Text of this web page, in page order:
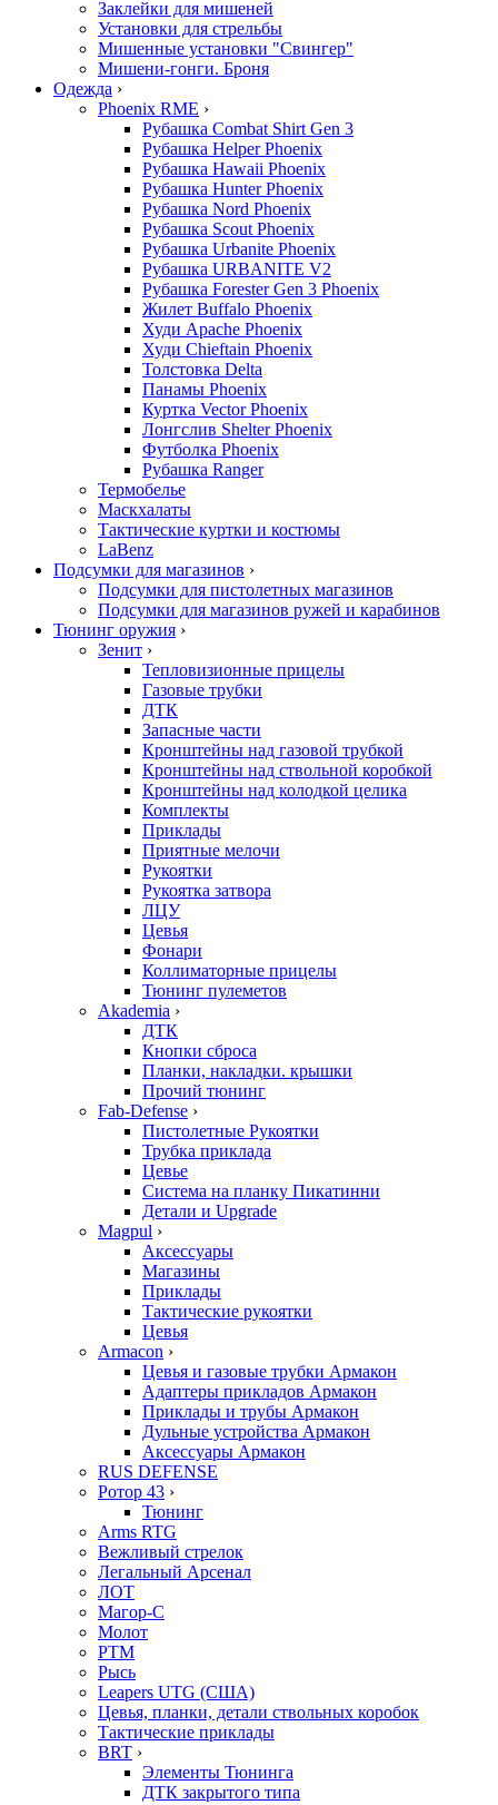
Заклейки для мишеней
Установки для стрельбы
Мишенные установки "Свингер"
Мишени-гонги. Броня
Одежда ›
Phoenix RME ›
Рубашка Combat Shirt Gen 3
Рубашка Helper Phoenix
Рубашка Hawaii Phoenix
Рубашка Hunter Phoenix
Рубашка Nord Phoenix
Рубашка Scout Phoenix
Рубашка Urbanite Phoenix
Рубашка URBANITE V2
Рубашка Forester Gen 3 Phoenix
Жилет Buffalo Phoenix
Худи Apache Phoenix
Худи Chieftain Phoenix
Толстовка Delta
Панамы Phoenix
Куртка Vector Phoenix
Лонгслив Shelter Phoenix
Футболка Phoenix
Рубашка Ranger
Термобелье
Маскхалаты
Тактические куртки и костюмы
LaBenz
Подсумки для магазинов ›
Подсумки для пистолетных магазинов
Подсумки для магазинов ружей и карабинов
Тюнинг оружия ›
Зенит ›
Тепловизионные прицелы
Газовые трубки
ДТК
Запасные части
Кронштейны над газовой трубкой
Кронштейны над ствольной коробкой
Кронштейны над колодкой целика
Комплекты
Приклады
Приятные мелочи
Рукоятки
Рукоятка затвора
ЛЦУ
Цевья
Фонари
Коллиматорные прицелы
Тюнинг пулеметов
Akademia ›
ДТК
Кнопки сброса
Планки, накладки. крышки
Прочий тюнинг
Fab-Defense ›
Пистолетные Рукоятки
Трубка приклада
Цевье
Система на планку Пикатинни
Детали и Upgrade
Magpul ›
Аксессуары
Магазины
Приклады
Тактические рукоятки
Цевья
Armacon ›
Цевья и газовые трубки Армакон
Адаптеры прикладов Армакон
Приклады и трубы Армакон
Дульные устройства Армакон
Аксессуары Армакон
RUS DEFENSE
Ротор 43 ›
Тюнинг
Arms RTG
Вежливый стрелок
Легальный Арсенал
ЛОТ
Магор-С
Молот
РТМ
Рысь
Leapers UTG (США)
Цевья, планки, детали ствольных коробок
Тактические приклады
BRT ›
Элементы Тюнинга
ДТК закрытого типа